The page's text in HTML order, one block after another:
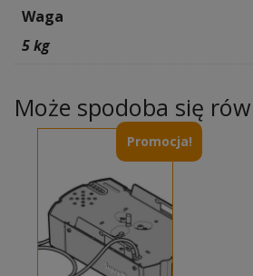
Waga
5 kg
Może spodoba się
Promocja!